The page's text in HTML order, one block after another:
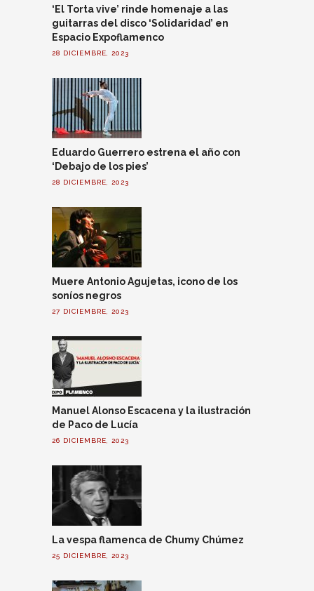
‘El Torta vive’ rinde homenaje a las
guitarras del disco ‘Solidaridad’ en
Espacio Expoflamenco
28 DICIEMBRE, 2023
Eduardo Guerrero estrena el año con
‘Debajo de los pies’
28 DICIEMBRE, 2023
Muere Antonio Agujetas, icono de los
soníos negros
27 DICIEMBRE, 2023
Manuel Alonso Escacena y la ilustración
de Paco de Lucía
26 DICIEMBRE, 2023
La vespa flamenca de Chumy Chúmez
25 DICIEMBRE, 2023